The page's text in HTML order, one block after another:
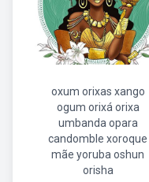
oxum orixas xango
ogum orixá orixa
umbanda opara
candomble xoroque
mãe yoruba oshun
orisha